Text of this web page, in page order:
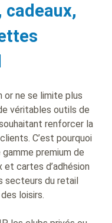
or ne se limite plus
véritables outils de
renforcer la
C’est pourquoi
premium de
cartes d’adhésion
secteurs du retail
loisirs.